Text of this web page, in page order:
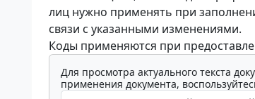
лиц нужно применять при
связи с указанными изменениями.
Коды применяются при
Для просмотра актуального текста
применения документа,